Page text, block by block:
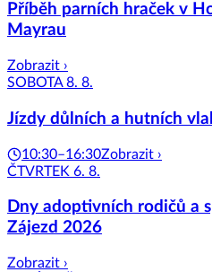
Příběh parních hraček v
Mayrau
Zobrazit ›
SOBOTA 8. 8.
Jízdy důlních a hutních
10:30–16:30Zobrazit ›
ČTVRTEK 6. 8.
Dny adoptivních rodičů a
Zájezd 2026
Zobrazit ›